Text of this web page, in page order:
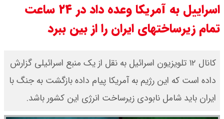
جدول
قیمت محصولات ایران خودرو امروز
شنبه ۱۷ مرداد ۱۴۰۵ / قیمت دنا چند ؟
+ جدول
ثبت نام سایپا از امروز ۱۷ مرداد ۱۴۰۵
اسراییل به آمریکا وعده داد در ۲۴ ساعت
تمام زیرساختهای ایران را از بین ببرد
کانال ۱۲ تلویزیون اسرائیل به نقل از یک منبع اسرائیلی گزارش
داده است که این رژیم به آمریکا پیام داده بازگشت به جنگ با
ایران باید شامل نابودی زیرساخت انرژی این کشور باشد.